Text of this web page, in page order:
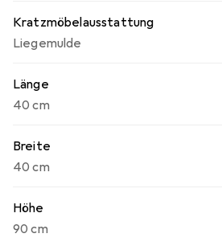
Kratzmöbelausstattung
Liegemulde
Länge
40 cm
Breite
40 cm
Höhe
90 cm